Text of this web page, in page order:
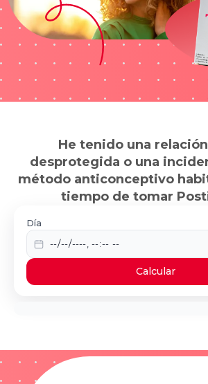
He tenido una
desprotegida o una
método anticonceptivo
tiempo de tomar
Día
Calcular